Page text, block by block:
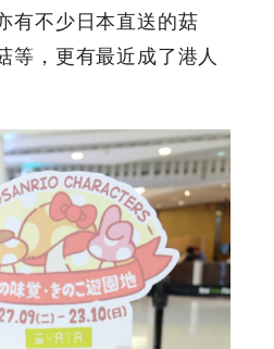
有不少日本直送的菇
等，更有最近成了港人